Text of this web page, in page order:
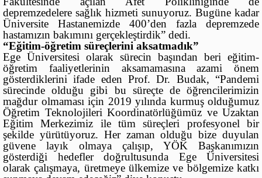
depremzedelere sağlık hizmeti sunuyoruz. Bugüne kadar
Üniversite Hastanemizde 400’den fazla depremzede
hastamızın bakımını gerçekleştirdik” dedi.
“Eğitim-öğretim süreçlerini aksatmadık”
Ege Üniversitesi olarak sürecin başından beri eğitim-
öğretim faaliyetlerinin aksamamasına azami önem
gösterdiklerini ifade eden Prof. Dr. Budak, “Pandemi
sürecinde olduğu gibi bu süreçte de öğrencilerimizin
mağdur olmaması için 2019 yılında kurmuş olduğumuz
Öğretim Teknolojileri Koordinatörlüğümüz ve Uzaktan
Eğitim Merkezimiz ile tüm süreçleri profesyonel bir
şekilde yürütüyoruz. Her zaman olduğu bize duyulan
güvene layık olmaya çalışıp, YÖK Başkanımızın
gösterdiği hedefler doğrultusunda Ege Üniversitesi
olarak çalışmaya, üretmeye ülkemize ve bölgemize katkı